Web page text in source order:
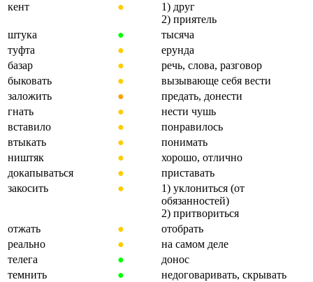
кент
●
1) друг
2) приятель
штука
●
тысяча
туфта
●
ерунда
базар
●
речь, слова, разговор
быковать
●
вызывающе себя вести
заложить
●
предать, донести
гнать
●
нести чушь
вставило
●
понравилось
втыкать
●
понимать
ништяк
●
хорошо, отлично
докапываться
●
приставать
закосить
●
1) уклониться (от
обязанностей)
2) притвориться
отжать
●
отобрать
реально
●
на самом деле
телега
●
донос
темнить
●
недоговаривать, скрывать